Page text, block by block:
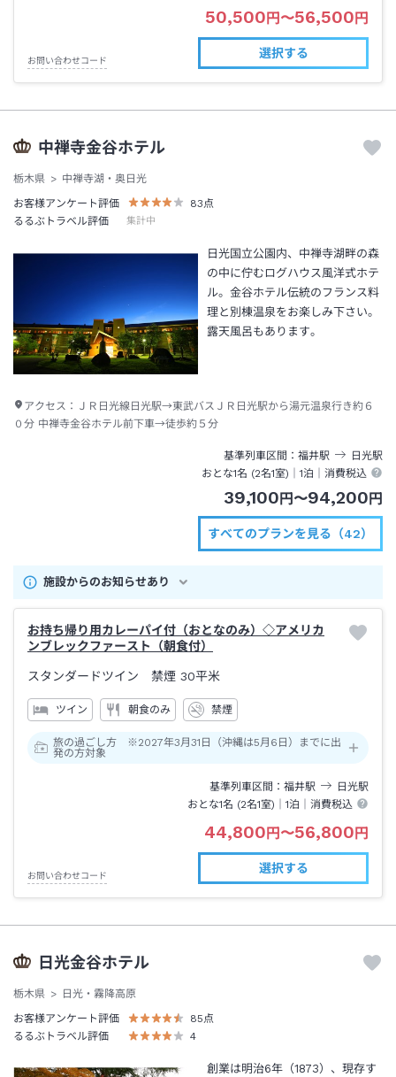
50,500円〜56,500円
お問い合わせコード
選択する
中禅寺金谷ホテル
栃木県
中禅寺湖・奥日光
お客様アンケート評価
83点
るるぶトラベル評価
集計中
日光国立公園内、中禅寺湖畔の森
の中に佇むログハウス風洋式ホテ
ル。金谷ホテル伝統のフランス料
理と別棟温泉をお楽しみ下さい。
露天風呂もあります。
アクセス： ＪＲ日光線日光駅→東武バスＪＲ日光駅から湯元温泉行き約６
０分 中禅寺金谷ホテル前下車→徒歩約５分
基準列車区間 福井駅 日光駅
おとな1名 (2名1室)｜1泊 ｜消費税込
39,100円〜94,200円
すべてのプランを見る（42）
施設からのお知らせあり
お持ち帰り用カレーパイ付（おとなのみ）◇アメリカ
ンブレックファースト（朝食付）
スタンダードツイン 禁煙 30平米
ツイン 朝食のみ 禁煙
旅の過ごし方 ※2027年3月31日（沖縄は5月6日）までに出
発の方対象
基準列車区間 福井駅 日光駅
おとな1名 (2名1室)｜1泊 ｜消費税込
44,800円〜56,800円
お問い合わせコード
選択する
日光金谷ホテル
栃木県
日光・霧降高原
お客様アンケート評価
85点
るるぶトラベル評価
4
創業は明治6年（1873）、現存す